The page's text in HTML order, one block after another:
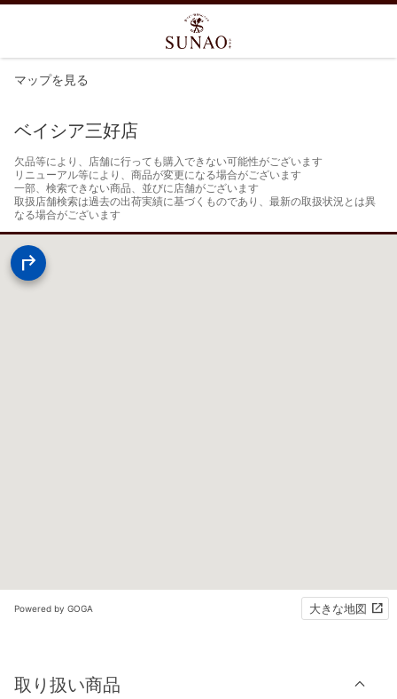
マップを見る
ベイシア三好店
欠品等により、店舗に行っても購入できない可能性がございます
リニューアル等により、商品が変更になる場合がございます
一部、検索できない商品、並びに店舗がございます
取扱店舗検索は過去の出荷実績に基づくものであり、最新の取扱状況とは異
なる場合がございます
Powered by GOGA 大きな地図
取り扱い商品